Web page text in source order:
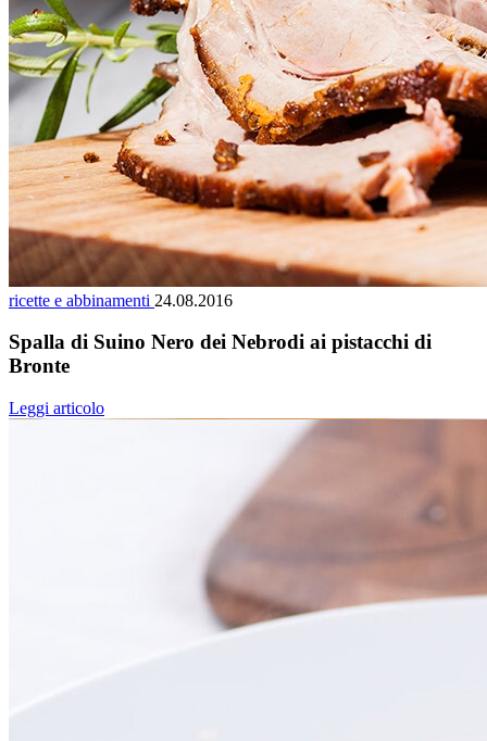
ricette e abbinamenti 24.08.2016
Spalla di Suino Nero dei Nebrodi ai pistacchi di
Bronte
Leggi articolo